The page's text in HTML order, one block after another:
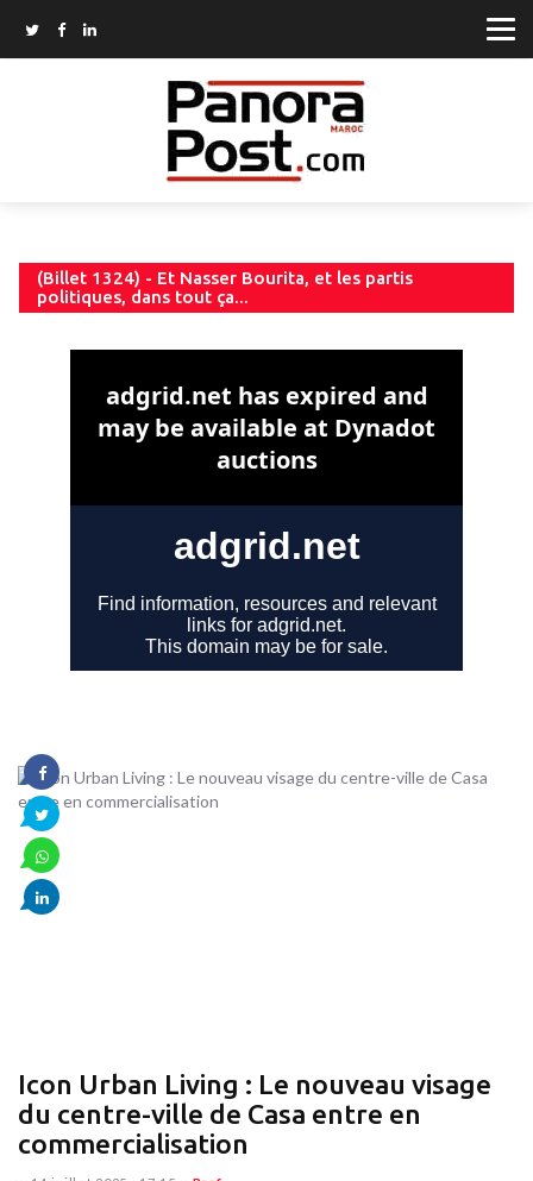
(Billet 1324) - Et Nasser Bourita, et les partis
politiques, dans tout ça...
Icon Urban Living : Le nouveau visage
du centre-ville de Casa entre en
commercialisation